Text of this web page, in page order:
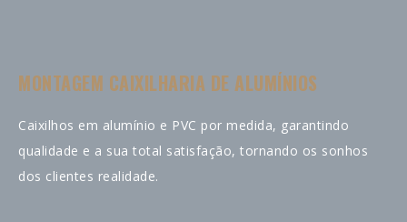
MONTAGEM CAIXILHARIA DE ALUMÍNIOS
Caixilhos em alumínio e PVC por medida, garantindo
qualidade e a sua total satisfação, tornando os sonhos
dos clientes realidade.